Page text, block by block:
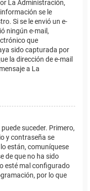
La Administración,
se le
Si se le envió un e-
ningún e-mail,
que
sido capturada por
la dirección de e-mail
a La
suceder. Primero,
y contraseña se
están, comuníquese
de que no ha sido
esté mal configurado
por lo que